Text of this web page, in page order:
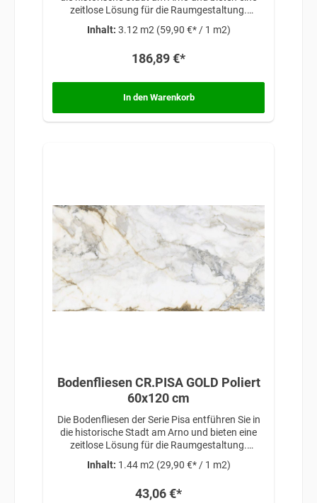
zeitlose Lösung für die Raumgestaltung.
architektonischer Schönheit, verleihen diese
Atmosphäre, die auf traditionellem Design und
Inhalt: 3.12 m2 (59,90 €* / 1 m2)
186,89 €*
In den Warenkorb
Bodenfliesen CR.PISA GOLD Poliert
60x120 cm
Die Bodenfliesen der Serie Pisa entführen Sie in
die historische Stadt am Arno und bieten eine
zeitlose Lösung für die Raumgestaltung.
Inspiriert von klassischer Eleganz und
architektonischer Schönheit, verleihen diese
Atmosphäre, die auf traditionellem Design und
Inhalt: 1.44 m2 (29,90 €* / 1 m2)
43,06 €*